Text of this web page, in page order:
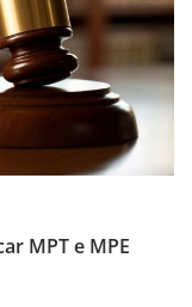
MPT e MPE